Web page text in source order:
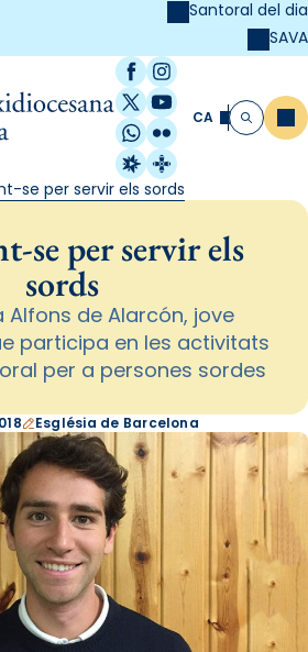
Santoral del dia
SAVA
Facebook
Instagram
X / Twitter
YouTube
WhatsApp
Flickr
Radio Estel
Catalunya
CA Cerca
se per servir els sords
se per servir els
sords
Alfons de Alarcón, jove
participa en les activitats
per a persones sordes
Església de Barcelona